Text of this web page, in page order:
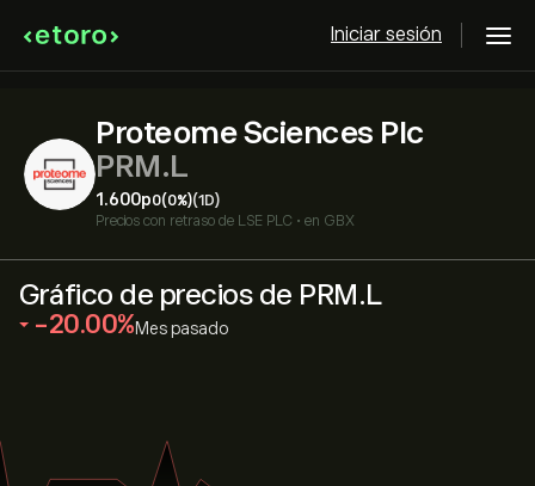
Iniciar sesión
Proteome Sciences Plc
PRM.L
1.600‎p‎0(0%)(1D)
Precios con retraso de LSE PLC • en GBX
Gráfico de precios de PRM.L
‎-20.00‎ Mes pasado